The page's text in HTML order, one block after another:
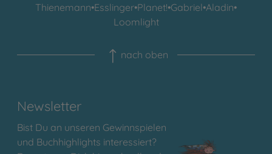
Thienemann•Esslinger•Planet!•Gabriel•Aladin•
Loomlight
nach oben
Newsletter
Bist Du an unseren Gewinnspielen
und Buchhighlights interessiert?